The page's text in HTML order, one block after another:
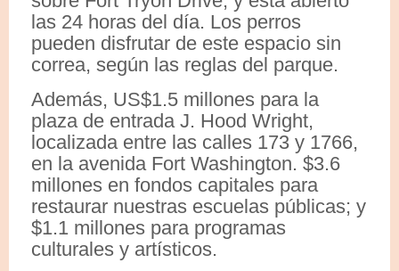
las 24 horas del día. Los perros
pueden disfrutar de este espacio sin
correa, según las reglas del parque.
Además, US$1.5 millones para la
plaza de entrada J. Hood Wright,
localizada entre las calles 173 y 1766,
en la avenida Fort Washington. $3.6
millones en fondos capitales para
restaurar nuestras escuelas públicas; y
$1.1 millones para programas
culturales y artísticos.